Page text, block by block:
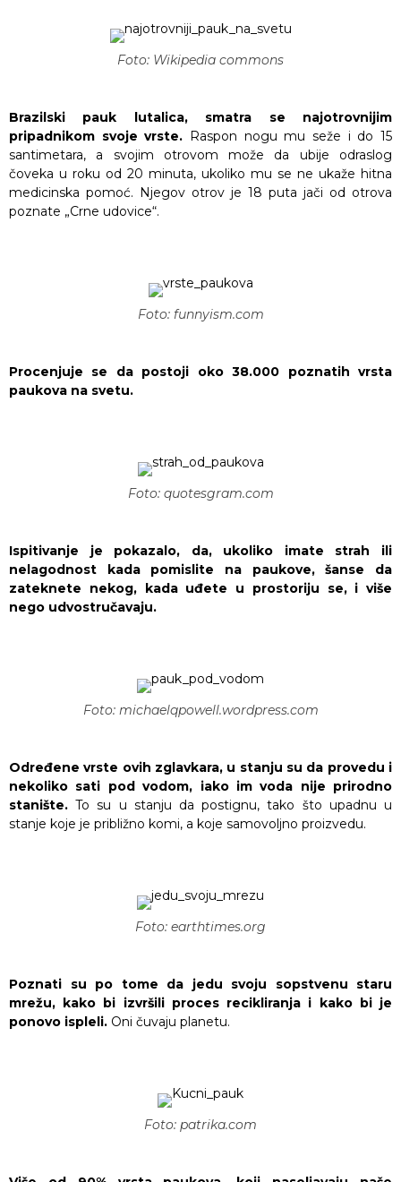
Foto: Wikipedia commons
Brazilski pauk lutalica, smatra se najotrovnijim
pripadnikom svoje vrste. Raspon nogu mu seže i do 15
santimetara, a svojim otrovom može da ubije odraslog
čoveka u roku od 20 minuta, ukoliko mu se ne ukaže hitna
medicinska pomoć. Njegov otrov je 18 puta jači od otrova
poznate „Crne udovice“.
Foto: funnyism.com
Procenjuje se da postoji oko 38.000 poznatih vrsta
paukova na svetu.
Foto: quotesgram.com
Ispitivanje je pokazalo, da, ukoliko imate strah ili
nelagodnost kada pomislite na paukove, šanse da
zateknete nekog, kada uđete u prostoriju se, i više
nego udvostručavaju.
Foto: michaelqpowell.wordpress.com
Određene vrste ovih zglavkara, u stanju su da provedu i
nekoliko sati pod vodom, iako im voda nije prirodno
stanište.To su u stanju da postignu, tako što upadnu u
stanje koje je približno komi, a koje samovoljno proizvedu.
Foto: earthtimes.org
Poznati su po tome da jedu svoju sopstvenu staru
mrežu, kako bi izvršili proces recikliranja i kako bi je
ponovo ispleli. Oni čuvaju planetu.
Foto: patrika.com